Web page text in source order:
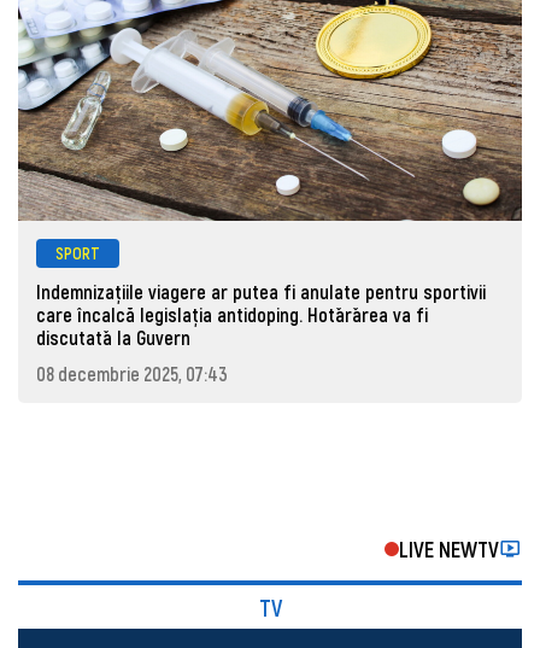
SPORT
Indemnizațiile viagere ar putea fi anulate pentru sportivii
care încalcă legislația antidoping. Hotǎrǎrea va fi
discutatǎ la Guvern
08 decembrie 2025, 07:43
LIVE NEWTV
TV